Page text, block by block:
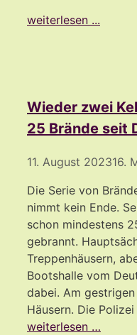
weiterlesen ...
Wieder zwei
25 Brände seit
11. August 202316.
Die Serie von
nimmt kein Ende.
schon mindestens
gebrannt.
Treppenhäusern,
Bootshalle vom
dabei. Am
Häusern. Die
weiterlesen …